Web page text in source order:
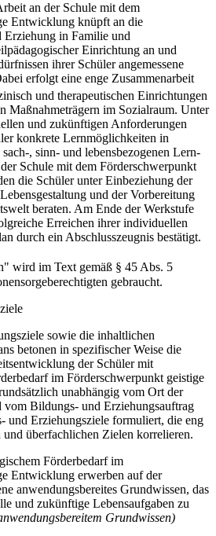
an der Schule mit dem
Entwicklung knüpft an die
in Familie und
Einrichtung an und
ihrer Schüler angemessene
erfolgt eine enge Zusammenarbeit
und therapeutischen Einrichtungen
Maßnahmeträgern im Sozialraum. Unter
und zukünftigen Anforderungen
konkrete Lernmöglichkeiten in
, sinn- und lebensbezogenen Lern-
Schule mit dem Förderschwerpunkt
die Schüler unter Einbeziehung der
und der Vorbereitung
beraten. Am Ende der Werkstufe
Erreichen ihrer individuellen
durch ein Abschlusszeugnis bestätigt.
wird im Text gemäß § 45 Abs. 5
gebraucht.
sowie die inhaltlichen
betonen in spezifischer Weise die
der Schüler mit
im Förderschwerpunkt geistige
unabhängig vom Ort der
Bildungs- und Erziehungsauftrag
und Erziehungsziele formuliert, die eng
überfachlichen Zielen korrelieren.
Förderbedarf im
Entwicklung erwerben auf der
anwendungsbereites Grundwissen, das
und zukünftige Lebensaufgaben zu
Grundwissen)